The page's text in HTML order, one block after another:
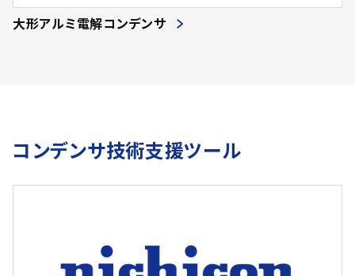
大形アルミ電解コンデンサ
コンデンサ技術支援ツール